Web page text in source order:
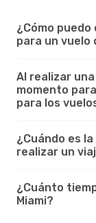
¿Cómo
para un vuelo
Al realizar
momento
para los
¿Cuándo es
realizar un
¿Cuánto
Miami?